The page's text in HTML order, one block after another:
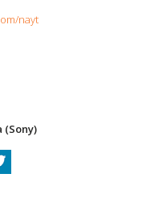
nayt
(Sony)